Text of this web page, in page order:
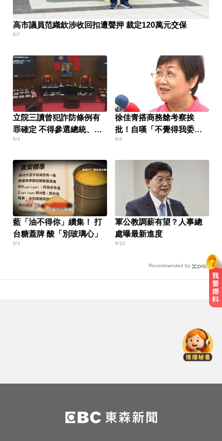
高市議員范織欽涉收回扣遭聲押 裁定120萬元交保
8/7
立院三讀曾犯詐防條例有
罪確定 不得參選總統、副
總統
8/4
徐佳青搭商務艙考察挨
批！自嘆「不覺得我委
屈？」
8/4
藍「油不得你」續集！ 打
台糖蓋牌 酸「別玻璃心」
8/3
軍公教調薪有望？人事總
處曝最新進度
6/10
Recommended by
五峰「8校停課」
隔夜菜藏致命危機？醫揭預防食物
中毒關鍵